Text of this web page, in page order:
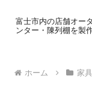
富士市内の店舗オー
ンター・陳列棚を製
ホーム 家具